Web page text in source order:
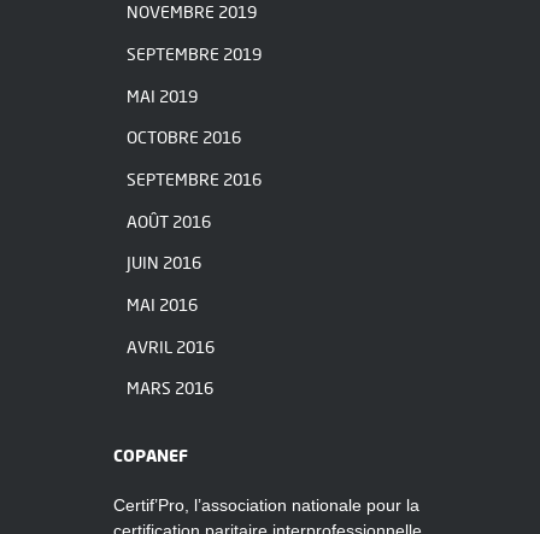
NOVEMBRE 2019
SEPTEMBRE 2019
MAI 2019
OCTOBRE 2016
SEPTEMBRE 2016
AOÛT 2016
JUIN 2016
MAI 2016
AVRIL 2016
MARS 2016
COPANEF
Certif’Pro, l’association nationale pour la
certification paritaire interprofessionnelle